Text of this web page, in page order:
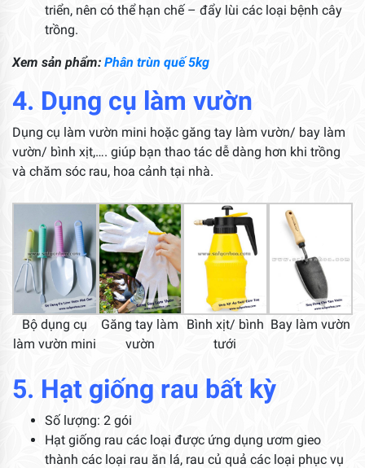
triển, nên có thể hạn chế – đẩy lùi các loại bệnh cây
trồng.
Xem sản phẩm: Phân trùn quế 5kg
4. Dụng cụ làm vườn
Dụng cụ làm vườn mini hoặc găng tay làm vườn/ bay làm
vườn/ bình xịt,…. giúp bạn thao tác dễ dàng hơn khi trồng
và chăm sóc rau, hoa cảnh tại nhà.
Bộ dụng cụ
làm vườn mini
Găng tay làm
vườn
Bình xịt/ bình
tưới
Bay làm vườn
5. Hạt giống rau bất kỳ
Số lượng: 2 gói
Hạt giống rau các loại được ứng dụng ươm gieo
thành các loại rau ăn lá, rau củ quả các loại phục vụ